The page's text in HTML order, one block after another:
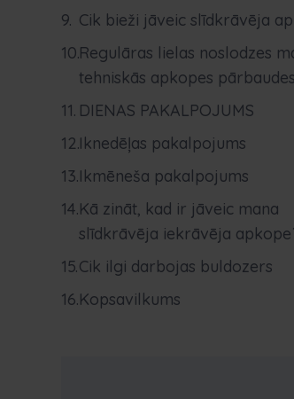
Cik bieži jāveic slīdkrāvēja
Regulāras lielas noslodzes
tehniskās apkopes pārbaudes
DIENAS PAKALPOJUMS
Iknedēļas pakalpojums
Ikmēneša pakalpojums
Kā zināt, kad ir jāveic mana
slīdkrāvēja iekrāvēja
Cik ilgi darbojas buldozers
Kopsavilkums